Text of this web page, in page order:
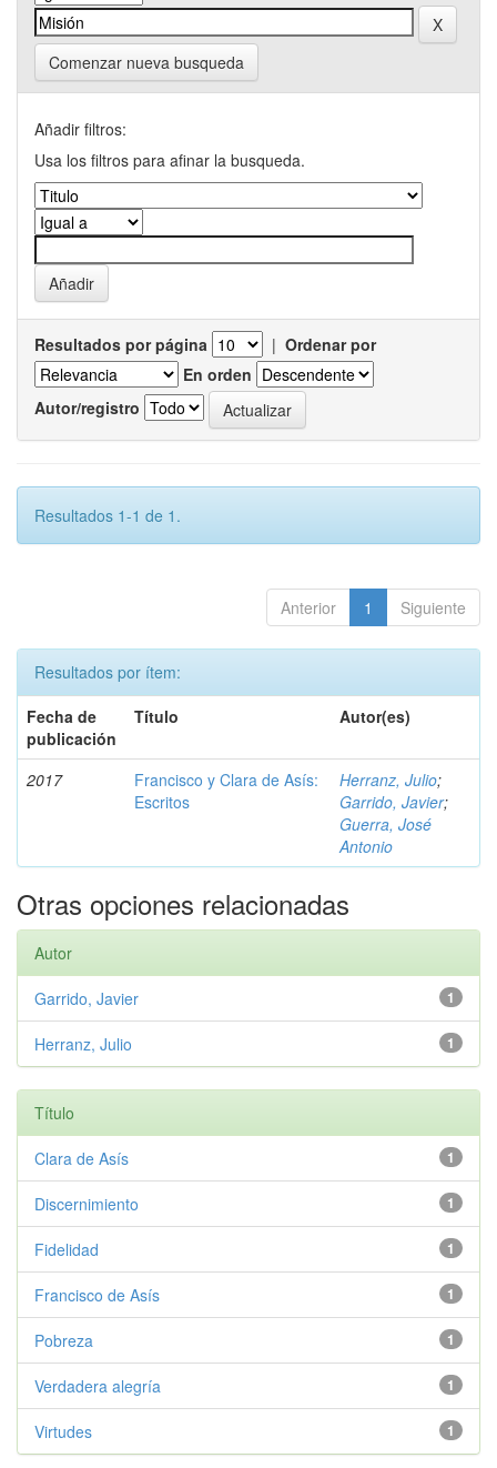
Comenzar nueva busqueda
Añadir filtros:
Usa los filtros para afinar la busqueda.
Resultados por página | Ordenar por
En orden
Autor/registro
Resultados 1-1 de 1.
Anterior 1 Siguiente
Resultados por ítem:
Fecha de
publicación
Título Autor(es)
2017
Francisco y Clara de Asís:
Escritos
Herranz, Julio;
Garrido, Javier;
Guerra, José
Antonio
Otras opciones relacionadas
Autor
1
Garrido, Javier
1
Herranz, Julio
Título
1
Clara de Asís
1
Discernimiento
1
Fidelidad
1
Francisco de Asís
1
Pobreza
1
Verdadera alegría
1
Virtudes